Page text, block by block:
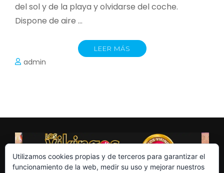
del sol y de la playa y olvidarse del coche.
Dispone de aire …
LEER MÁS
admin
Utilizamos cookies propias y de terceros para garantizar el
funcionamiento de la web, medir su uso y mejorar nuestros